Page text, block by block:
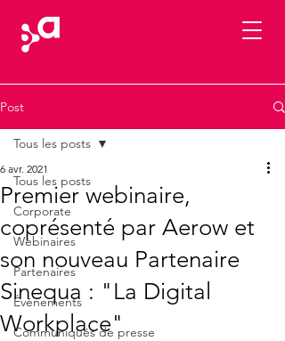
Post
Tous les posts
Corporate
Webinaires
Partenaires
Événements
Communiqués de presse
Tous les posts
Premier webinaire,
coprésenté par Aerow et
son nouveau Partenaire
Sinequa : "La Digital
Workplace"
6 avr. 2021